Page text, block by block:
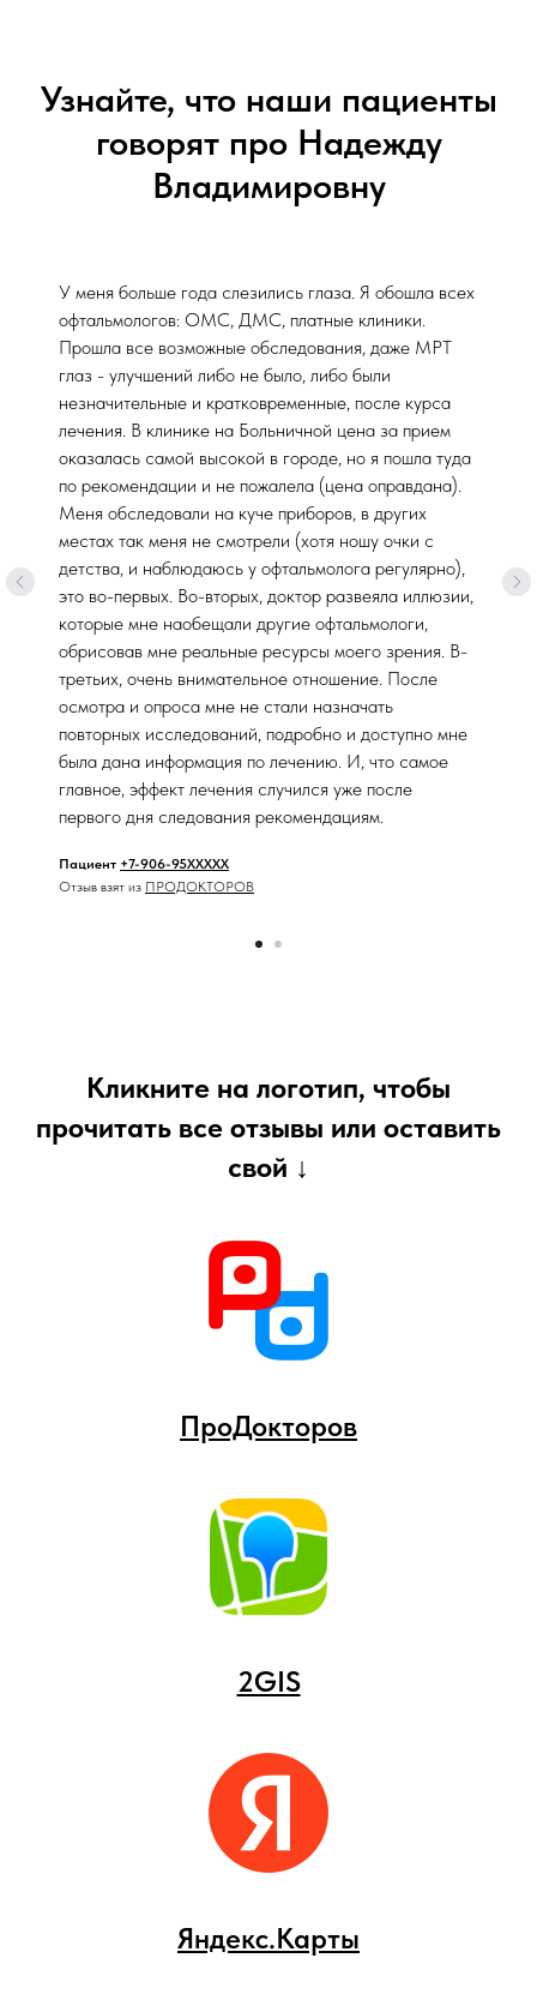
Узнайте, что наши пациенты
говорят про Надежду
Владимировну
У меня больше года слезились глаза. Я обошла всех
офтальмологов: ОМС, ДМС, платные клиники.
Прошла все возможные обследования, даже МРТ
глаз - улучшений либо не было, либо были
незначительные и кратковременные, после курса
лечения. В клинике на Больничной цена за прием
оказалась самой высокой в городе, но я пошла туда
по рекомендации и не пожалела (цена оправдана).
Меня обследовали на куче приборов, в других
местах так меня не смотрели (хотя ношу очки с
детства, и наблюдаюсь у офтальмолога регулярно),
это во-первых. Во-вторых, доктор развеяла иллюзии,
которые мне наобещали другие офтальмологи,
обрисовав мне реальные ресурсы моего зрения. В-
третьих, очень внимательное отношение. После
осмотра и опроса мне не стали назначать
повторных исследований, подробно и доступно мне
была дана информация по лечению. И, что самое
главное, эффект лечения случился уже после
первого дня следования рекомендациям.
Пациент +7-906-95XXXXX
Отзыв взят из ПРОДОКТОРОВ
Кликните на логотип, чтобы
прочитать все отзывы или оставить
свой ↓
ПроДокторов
2GIS
Яндекс.Карты